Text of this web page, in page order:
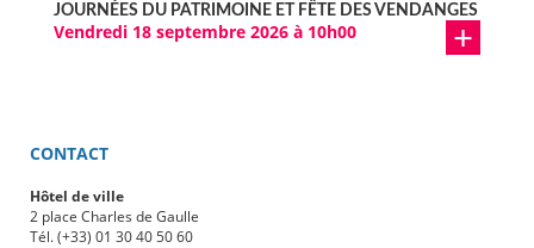
JOURNÉES DU PATRIMOINE ET FÊTE DES VENDANGES
Vendredi 18 septembre 2026 à 10h00
CONTACT
Hôtel de ville
2 place Charles de Gaulle
Tél. (+33) 01 30 40 50 60